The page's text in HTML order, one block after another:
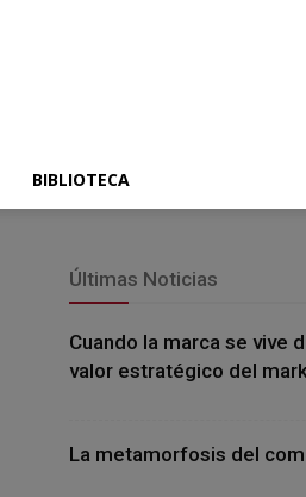
BIBLIOTECA
Últimas Noticias
Cuando la marca se vive
valor estratégico del
La metamorfosis del